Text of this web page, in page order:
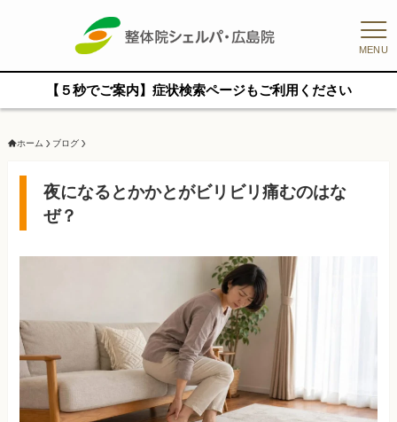
MENU
【５秒でご案内】症状検索ページもご利用ください
ホーム ブログ
夜になるとかかとがビリビリ痛むのはな
ぜ？